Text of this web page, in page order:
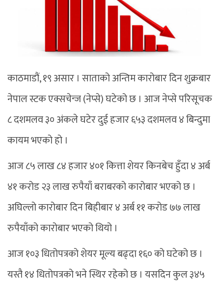
काठमाडौं, १९ असार । साताको अन्तिम कारोबार दिन शुक्रबार
नेपाल स्टक एक्सचेन्ज (नेप्से) घटेको छ । आज नेप्से परिसूचक
८ दशमलव ३० अंकले घटेर दुई हजार ६५३ दशमलव ४ बिन्दुमा
कायम भएको हो ।
आज ८५ लाख ८४ हजार ४०१ कित्ता शेयर किनबेच हुँदा ४ अर्ब
४१ करोड २३ लाख रुपैयाँ बराबरको कारोबार भएको छ ।
अघिल्लो कारोबार दिन बिहीबार ४ अर्ब ११ करोड ७७ लाख
रुपैयाँको कारोबार भएको थियो ।
आज १०३ धितोपत्रको शेयर मूल्य बढ्दा १६० को घटेको छ ।
यस्तै १४ धितोपत्रको भने स्थिर रहेको छ । यसदिन कुल ३४५